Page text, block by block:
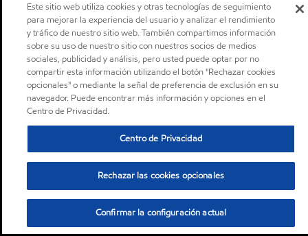
Este sitio web utiliza cookies y otras tecnologías de seguimiento
para mejorar la experiencia del usuario y analizar el rendimiento
y tráfico de nuestro sitio web. También compartimos información
sobre su uso de nuestro sitio con nuestros socios de medios
sociales, publicidad y análisis, pero usted puede optar por no
compartir esta información utilizando el botón "Rechazar cookies
opcionales" o mediante la señal de preferencia de exclusión en su
navegador. Puede encontrar más información y opciones en el
Centro de Privacidad.
Centro de Privacidad
Rechazar las cookies opcionales
Confirmar la configuración actual